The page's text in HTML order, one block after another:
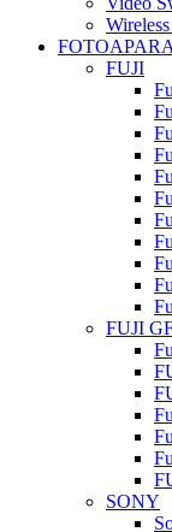
FUJI
FUJI
SONY